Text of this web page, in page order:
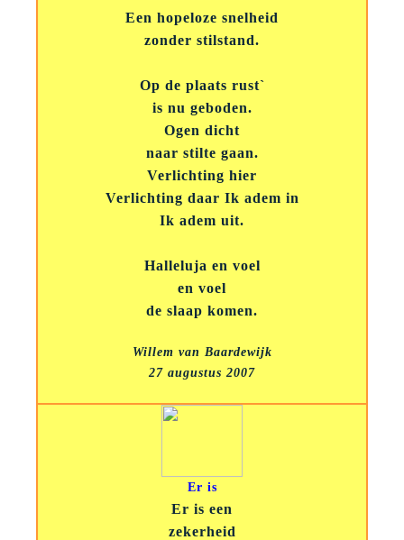
Een hopeloze snelheid
zonder stilstand.
Op de plaats rust`
is nu geboden.
Ogen dicht
naar stilte gaan.
Verlichting hier
Verlichting daar Ik adem in
Ik adem uit.
Halleluja en voel
en voel
de slaap komen.
Willem van Baardewijk
27 augustus 2007
Er is
Er is een
zekerheid